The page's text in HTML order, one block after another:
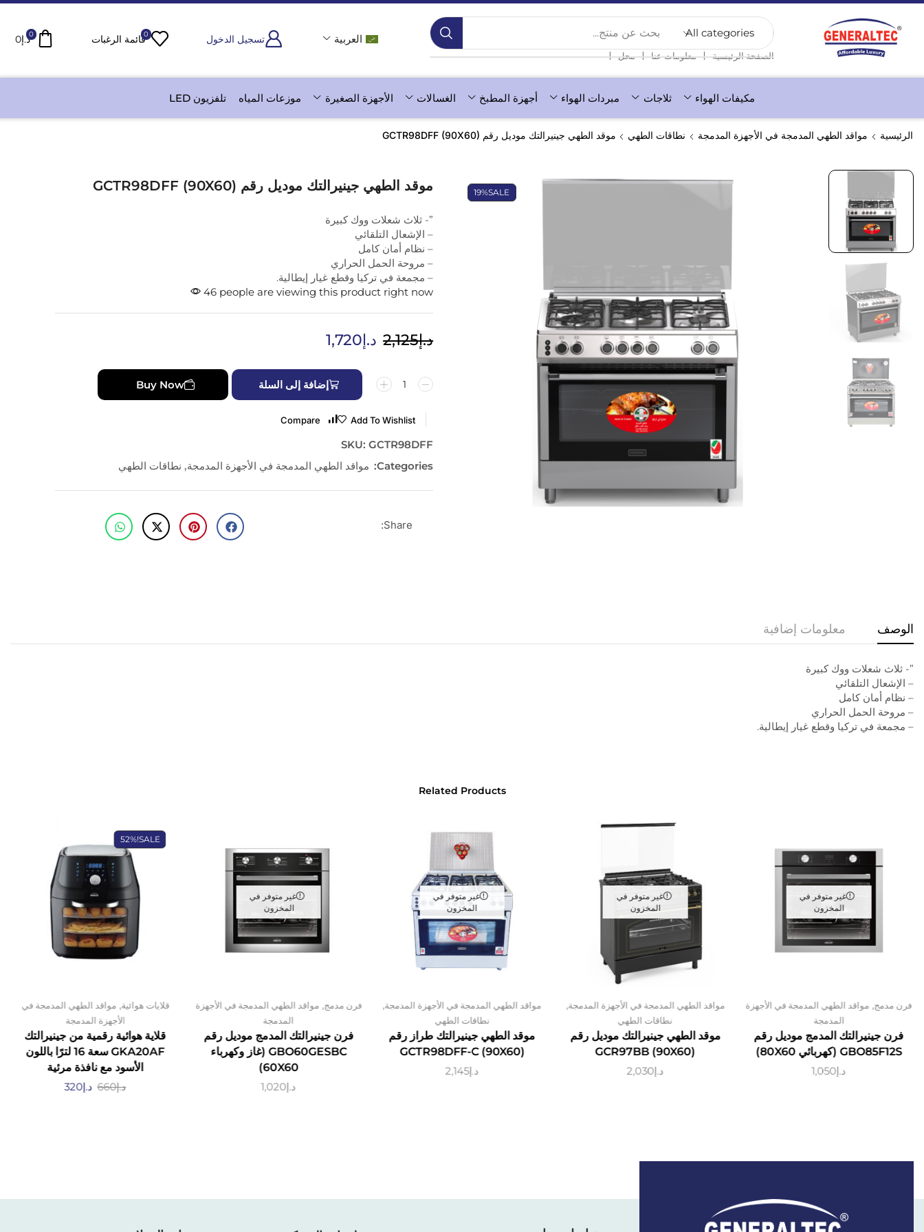
بحث عن منتج...
الصفحة الرئيسية ❘ معلومات عنا ❘ محل ❘
العربية تسجيل الدخول 0قائمة الرغبات 0د.إ0
مكيفات الهواء ثلاجات مبردات الهواء أجهزة المطبخ الغسالات الأجهزة الصغيرة موزعات المياه تلفزيون LED
الرئيسية مواقد الطهي المدمجة في الأجهزة المدمجة نطاقات الطهي موقد الطهي جينيرالتك موديل رقم GCTR98DFF (90X60)
SALE
19% موقد الطهي جينيرالتك موديل رقم GCTR98DFF (90X60)
”- ثلاث شعلات ووك كبيرة
– الإشعال التلقائي
– نظام أمان كامل
– مروحة الحمل الحراري
– مجمعة في تركيا وقطع غيار إيطالية.
46 people are viewing this product right now
د.إ2,125 د.إ1,720
إضافة إلى السلة Buy Now
Add To Wishlist
Compare
SKU:GCTR98DFF
Categories:
مواقد الطهي المدمجة في الأجهزة المدمجة, نطاقات الطهي
Share:
الوصف معلومات إضافية
”- ثلاث شعلات ووك كبيرة
– الإشعال التلقائي
– نظام أمان كامل
– مروحة الحمل الحراري
– مجمعة في تركيا وقطع غيار إيطالية.
Related Products
غير متوفر في
المخزون
فرن مدمج, مواقد الطهي المدمجة في الأجهزة
المدمجة
فرن جينيرالتك المدمج موديل رقم
GBO85F12S (كهربائي 80X60)
د.إ1,050
غير متوفر في
المخزون
مواقد الطهي المدمجة في الأجهزة المدمجة,
نطاقات الطهي
موقد الطهي جينيرالتك موديل رقم
GCR97BB (90X60)
د.إ2,030
غير متوفر في
المخزون
مواقد الطهي المدمجة في الأجهزة المدمجة,
نطاقات الطهي
موقد الطهي جينيرالتك طراز رقم
GCTR98DFF-C (90X60)
د.إ2,145
غير متوفر في
المخزون
فرن مدمج, مواقد الطهي المدمجة في الأجهزة
المدمجة
فرن جينيرالتك المدمج موديل رقم
GBO60GESBC (غاز وكهرباء
60X60)
د.إ1,020
SALE!
52%
قلايات هوائية,مواقد الطهي المدمجة في
الأجهزة المدمجة
قلاية هوائية رقمية من جينيرالتك
GKA20AF سعة 16 لترًا باللون
الأسود مع نافذة مرئية
د.إ660 د.إ320